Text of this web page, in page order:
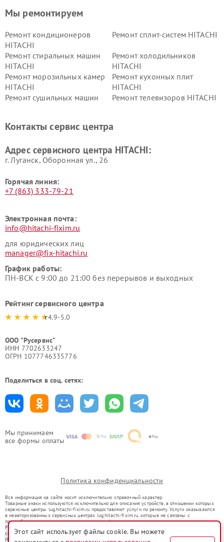
Мы принимаем
все формы оплаты
Мы ремонтируем
Ремонт кондиционеров
HITACHI
Ремонт сплит-систем HITACHI
Ремонт стиральных машин
HITACHI
Ремонт холодильников
HITACHI
Ремонт морозильных камер
HITACHI
Ремонт кухонных плит
HITACHI
Ремонт сушильных машин
Ремонт телевизоров HITACHI
данных HITACHI
HITACHI
HITACHI
HITACHI
Контакты сервис центра
Адрес сервисного центра HITACHI:
г. Луганск, Оборонная ул., 26
Горячая линия:
+7 (863) 333-79-21
Электронная почта:
info@hitachi-fixim.ru
для юридических лиц
manager@fix-hitachi.ru
График работы:
ПН-ВСК с 9:00 до 21:00 без перерывов и выходных
Рейтинг сервисного центра
4.9-5.0
ООО "Русервис"
ИНН 7702633247
ОГРН 1077746335776
Поделиться в соц. сетях:
Политика конфиденциальности
Вся информация на сайте носит исключительно справочный характер.
Товарные знаки используются исключительно для описания устройств, в отношении которых
сервисные центры lug.hitachi-fixim.ru предоставляют услуги по ремонту. Услуги оказываются
в неавторизованных сервисных центрах lug.hitachi-fixim.ru, которые не связаны с
правообладателями товарных знаков или их официальными представителями.
Ремонт осуществляется для устройств, уже введенных в гражданский оборот в соответствии
со статьей 1487 ГК РФ.
Использование товарных знаков не преследует цели индивидуализации услуг или введения
Этот сайт использует файлы cookie. Вы можете